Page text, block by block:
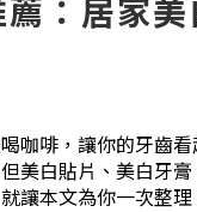
：居家
咖啡，讓你的牙齒
美白貼片、美白牙
讓本文為你一次整理